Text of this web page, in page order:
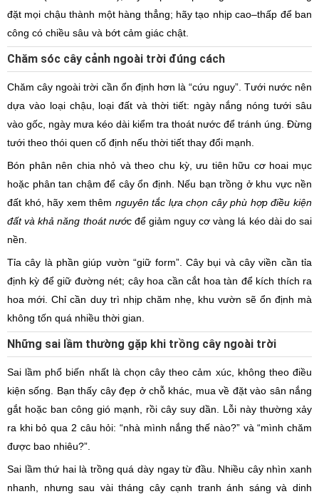
đặt mọi chậu thành một hàng thẳng; hãy tạo nhịp cao–thấp để ban
công có chiều sâu và bớt cảm giác chật.
Chăm sóc cây cảnh ngoài trời đúng cách
Chăm cây ngoài trời cần ổn định hơn là “cứu nguy”. Tưới nước nên
dựa vào loại chậu, loại đất và thời tiết: ngày nắng nóng tưới sâu
vào gốc, ngày mưa kéo dài kiểm tra thoát nước để tránh úng. Đừng
tưới theo thói quen cố định nếu thời tiết thay đổi mạnh.
Bón phân nên chia nhỏ và theo chu kỳ, ưu tiên hữu cơ hoai mục
hoặc phân tan chậm để cây ổn định. Nếu bạn trồng ở khu vực nền
đất khó, hãy xem thêm nguyên tắc lựa chọn cây phù hợp điều kiện
đất và khả năng thoát nướcđể giảm nguy cơ vàng lá kéo dài do sai
nền.
Tỉa cây là phần giúp vườn “giữ form”. Cây bụi và cây viền cần tỉa
định kỳ để giữ đường nét; cây hoa cần cắt hoa tàn để kích thích ra
hoa mới. Chỉ cần duy trì nhịp chăm nhẹ, khu vườn sẽ ổn định mà
không tốn quá nhiều thời gian.
Những sai lầm thường gặp khi trồng cây ngoài trời
Sai lầm phổ biến nhất là chọn cây theo cảm xúc, không theo điều
kiện sống. Bạn thấy cây đẹp ở chỗ khác, mua về đặt vào sân nắng
gắt hoặc ban công gió mạnh, rồi cây suy dần. Lỗi này thường xảy
ra khi bỏ qua 2 câu hỏi: “nhà mình nắng thế nào?” và “mình chăm
được bao nhiêu?”.
Sai lầm thứ hai là trồng quá dày ngay từ đầu. Nhiều cây nhìn xanh
nhanh, nhưng sau vài tháng cây cạnh tranh ánh sáng và dinh